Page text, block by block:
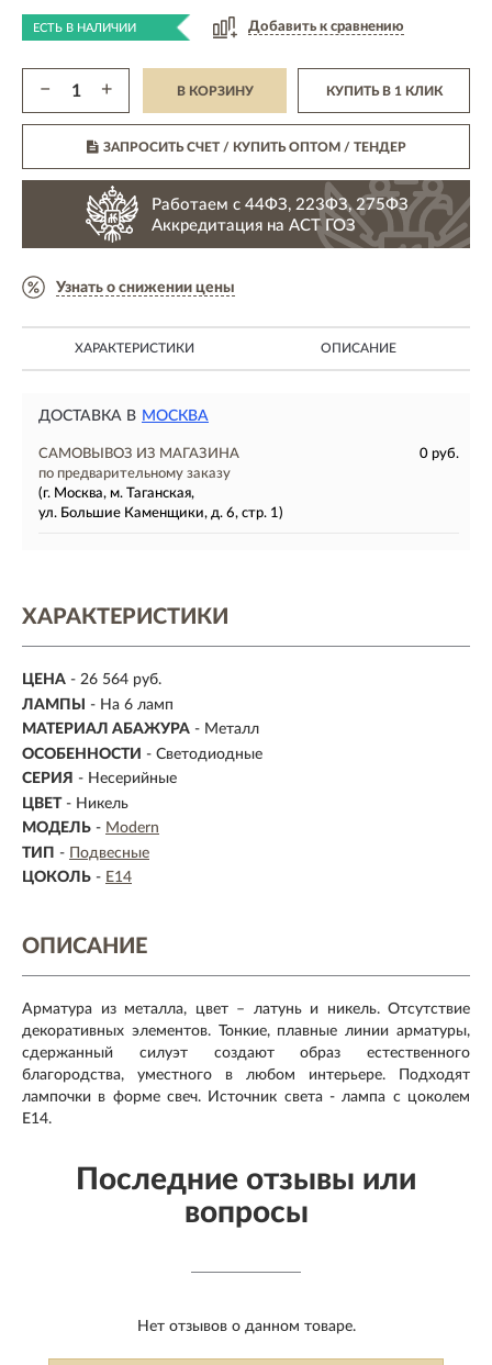
ЕСТЬ В НАЛИЧИИ Добавить к сравнению
− + В КОРЗИНУ КУПИТЬ В 1 КЛИК
ЗАПРОСИТЬ СЧЕТ / КУПИТЬ ОПТОМ/ ТЕНДЕР
Работаем с 44ФЗ, 223ФЗ, 275ФЗ
Аккредитация на АСТ ГОЗ
Узнать о снижении цены
ХАРАКТЕРИСТИКИ ОПИСАНИЕ
ДОСТАВКА В МОСКВА
САМОВЫВОЗ ИЗ МАГАЗИНА
0 руб.
по предварительному заказу
(г. Москва, м. Таганская,
ул. Большие Каменщики, д. 6, стр. 1)
ХАРАКТЕРИСТИКИ
ЦЕНА - 26 564 руб.
ЛАМПЫ
- На 6 ламп
МАТЕРИАЛ АБАЖУРА - Металл
ОСОБЕННОСТИ - Светодиодные
СЕРИЯ - Несерийные
ЦВЕТ - Никель
МОДЕЛЬ - Modern
ТИП - Подвесные
ЦОКОЛЬ - E14
ОПИСАНИЕ
Арматура из металла, цвет – латунь и никель. Отсутствие
декоративных элементов. Тонкие, плавные линии арматуры,
сдержанный силуэт создают образ естественного
благородства, уместного в любом интерьере. Подходят
лампочки в форме свеч. Источник света - лампа с цоколем
E14.
Последние отзывы или
вопросы
Нет отзывов о данном товаре.